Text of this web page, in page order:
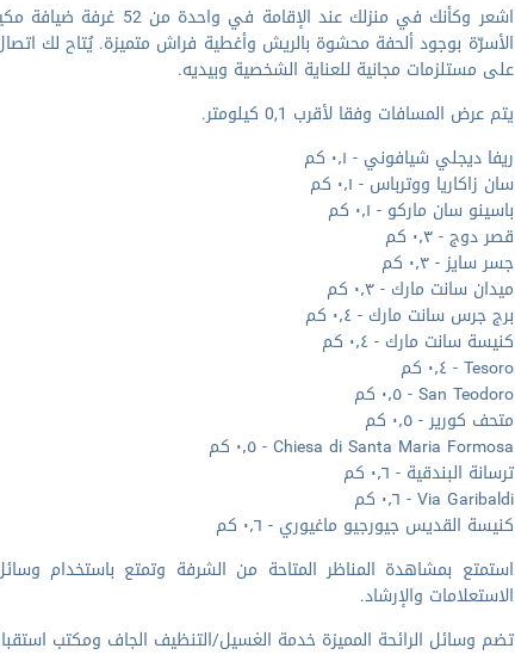
اشعر وكأنك في منزلك
الأسرّة بوجود ألحفة محشوة بالريش وأغطية فراش متميزة. يُتاح لك
على مستلزمات مجانية للعناية الشخصية وبيديه.
يتم عرض المسافات وفقا لأقرب 0,1 كيلومتر.
ريفا ديجلي شيافوني - ٠٫١ كم
سان زاكاريا ووترباس - ٠٫١ كم
باسينو سان ماركو - ٠٫١ كم
قصر دوج - ٠٫٣ كم
جسر سايز - ٠٫٣ كم
ميدان سانت مارك - ٠٫٣ كم
برج جرس سانت مارك - ٠٫٤ كم
كنيسة سانت مارك - ٠٫٤ كم
Tesoro - ٠٫٤ كم
San Teodoro - ٠٫٥ كم
متحف كورير - ٠٫٥ كم
Chiesa di Santa Maria Formosa - ٠٫٥ كم
ترسانة البندقية - ٠٫٦ كم
Via Garibaldi - ٠٫٦ كم
كنيسة القديس جيورجيو ماغيوري - ٠٫٦ كم
استمتع بمشاهدة المناظر المتاحة من الشرفة وتمتع باستخدام
الاستعلامات والإرشاد.
تضم وسائل الرائحة المميزة خدمة الغسيل/التنظيف الجاف ومكتب استقبال مفتوح 24 ساعة وفريق عمل يجيد